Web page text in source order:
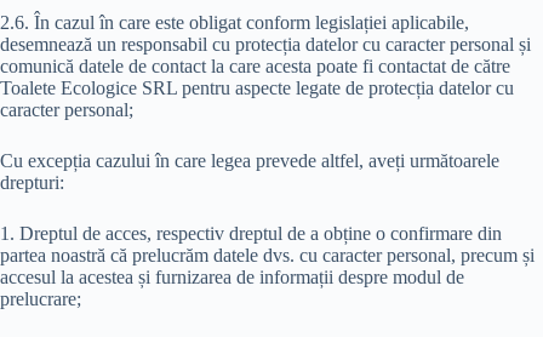
2.6. În cazul în care este obligat conform legislației aplicabile,
desemnează un responsabil cu protecția datelor cu caracter personal și
comunică datele de contact la care acesta poate fi contactat de către
Toalete Ecologice SRL pentru aspecte legate de protecția datelor cu
caracter personal;
Cu excepția cazului în care legea prevede altfel, aveți următoarele
drepturi:
1. Dreptul de acces, respectiv dreptul de a obține o confirmare din
partea noastră că prelucrăm datele dvs. cu caracter personal, precum și
accesul la acestea și furnizarea de informații despre modul de
prelucrare;